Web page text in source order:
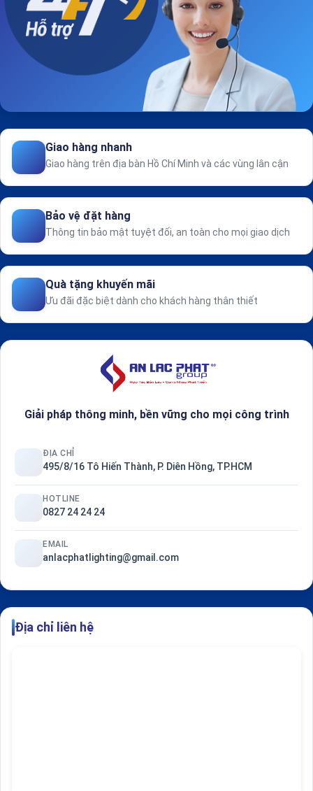
Giao hàng nhanh
Giao hàng trên địa bàn Hồ Chí Minh và các vùng lân cận
Bảo vệ đặt hàng
Thông tin bảo mật tuyệt đối, an toàn cho mọi giao dịch
Quà tặng khuyến mãi
Ưu đãi đặc biệt dành cho khách hàng thân thiết
Giải pháp thông minh, bền vững cho mọi công trình
ĐỊA CHỈ
495/8/16 Tô Hiến Thành, P. Diên Hồng, TP.HCM
HOTLINE
0827 24 24 24
EMAIL
anlacphatlighting@gmail.com
Địa chỉ liên hệ